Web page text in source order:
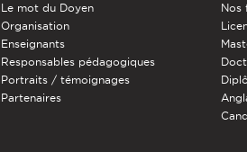
Le mot du Doyen
Organisation
Enseignants
Responsables pédagogiques
Portraits / témoignages
Partenaires
Nos